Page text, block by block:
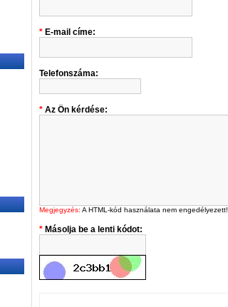
E-mail címe:
Telefonszáma:
Az Ön kérdése:
Megjegyzés: A HTML-kód használata nem engedélyezett!
Másolja be a lenti kódot: